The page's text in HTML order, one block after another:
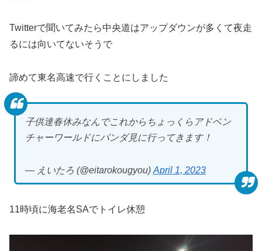
Twitterで聞いてみたら中央道はアップダウンが多くて夜走
るには向いてないそうで
諦めて東名高速で行くことにしました
子供達春休みなんでこれからちょっくらアドベン
チャーワールドにパンダ見に行ってきます！
— えいたろ (@eitarokougyou) April 1, 2023
11時頃に海老名SAでトイレ休憩